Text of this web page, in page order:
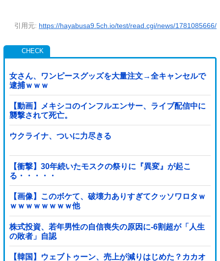
引用元: https://hayabusa9.5ch.io/test/read.cgi/news/1781085666/
女さん、ワンピースグッズを大量注文→全キャンセルで
逮捕ｗｗｗ
【動画】メキシコのインフルエンサー、ライブ配信中に
襲撃されて死亡。
ウクライナ、ついに力尽きる
【衝撃】30年続いたモスクの祭りに『異変』が起こ
る・・・・・
【画像】このボケて、破壊力ありすぎてクッソワロタｗ
ｗｗｗｗｗｗｗｗ他
株式投資、若年男性の自信喪失の原因に-6割超が「人生
の敗者」自認
【韓国】ウェブトゥーン、売上が減りはじめた？カカオ